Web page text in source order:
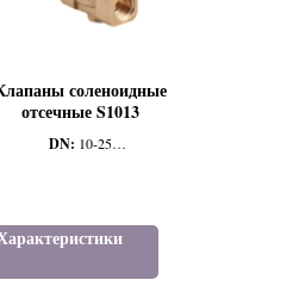
соленоидные
отсечные S1013
DN: 10-25